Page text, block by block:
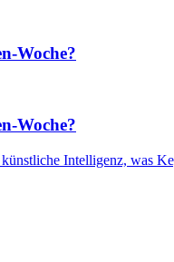
Woche?
Woche?
Intelligenz, was